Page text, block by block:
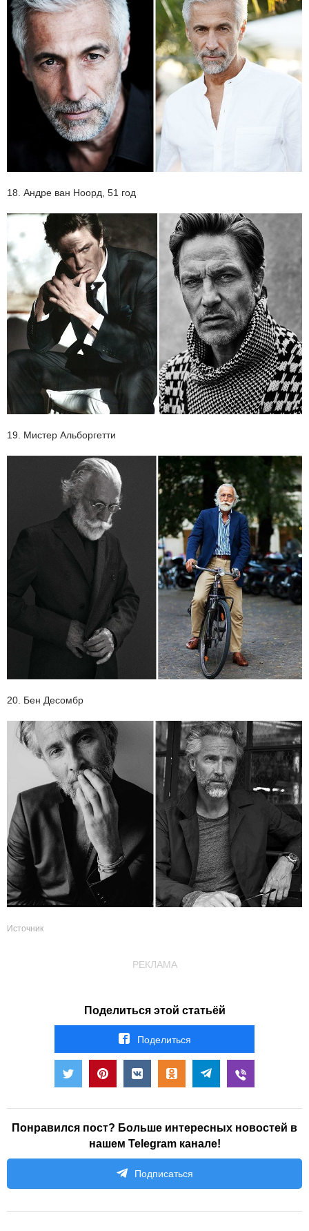
18. Андре ван Ноорд, 51 год
19. Мистер Альборгетти
20. Бен Десомбр
Источник
РЕКЛАМА
Поделиться этой статьёй
Поделиться
Понравился пост? Больше интересных новостей в
нашем Telegram канале!
Подписаться